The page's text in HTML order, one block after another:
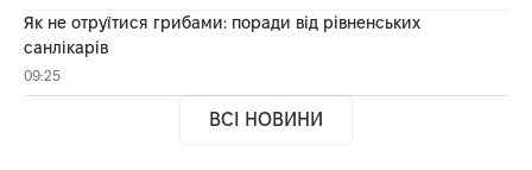
Як не отруїтися грибами: поради від рівненських
санлікарів
09:25
ВСІ НОВИНИ